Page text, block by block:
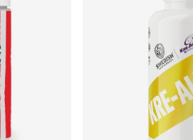
Det giver dig mulighed for at fylde
gange at holde en pause på fire
på træningsdage).